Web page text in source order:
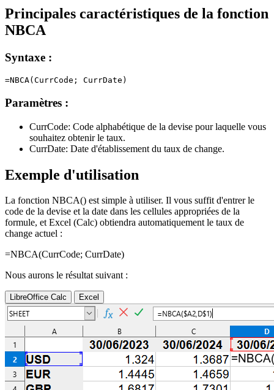
Principales caractéristiques de la fonction
NBCA
Syntaxe :
Paramètres :
CurrCode: Code alphabétique de la devise pour laquelle vous
souhaitez obtenir le taux.
CurrDate: Date d'établissement du taux de change.
Exemple d'utilisation
La fonction NBCA() est simple à utiliser. Il vous suffit d'entrer le
code de la devise et la date dans les cellules appropriées de la
formule, et Excel (Calc) obtiendra automatiquement le taux de
change actuel :
=NBCA(CurrCode; CurrDate)
Nous aurons le résultat suivant :
LibreOffice Calc Excel